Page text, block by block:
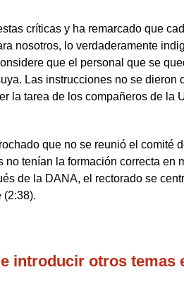
críticas y ha remarcado que
nosotros, lo verdaderamente
que el personal que se
Las instrucciones no se dieron
la tarea de los compañeros de la
que no se reunió el comité
tenían la formación correcta en
de la DANA, el rectorado se
(2:38).
introducir otros temas